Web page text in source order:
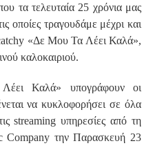
τα τελευταία 25 χρόνια μας
οποίες τραγουδάμε μέχρι και
«Δε Μου Τα Λέει Καλά»,
καλοκαιριού.
Καλά» υπογράφουν οι
να κυκλοφορήσει σε όλα
streaming υπηρεσίες από τη
την Παρασκευή 23